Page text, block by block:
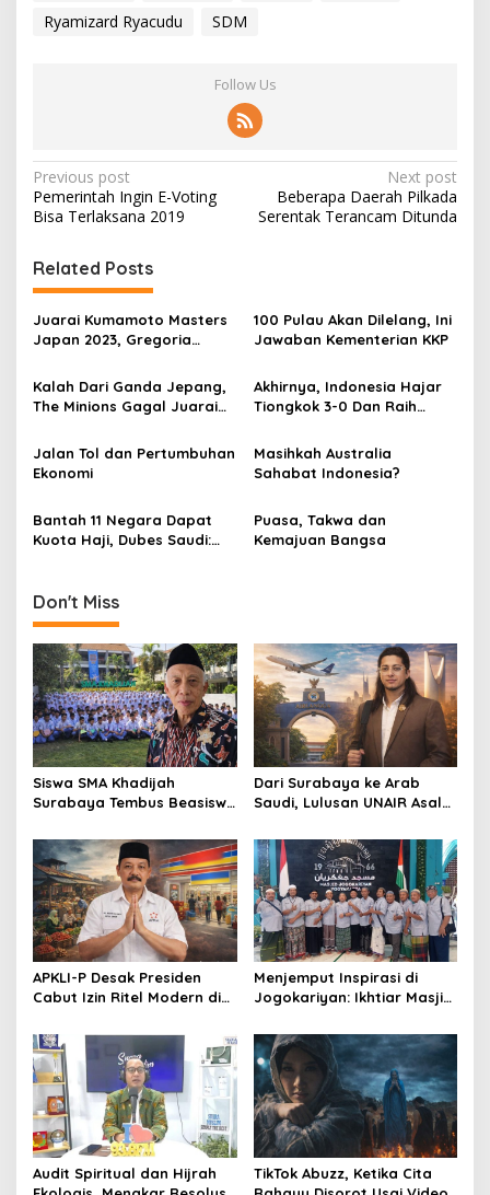
Ryamizard Ryacudu
SDM
Follow Us
P
o
t
n
a
i
a
t
i
o
Previous post
Pemerintah Ingin E-Voting
Bisa Terlaksana 2019
Next post
Beberapa Daerah Pilkada
Serentak Terancam Ditunda
Related Posts
Juarai Kumamoto Masters
Japan 2023, Gregoria
Sejarah
100 Pulau Akan Dilelang, Ini
Jawaban Kementerian KKP
Kalah Dari Ganda Jepang,
The Minions Gagal Juarai
Akhirnya, Indonesia Hajar
Tiongkok 3-0 Dan Raih
Jalan Tol dan Pertumbuhan
Ekonomi
Masihkah Australia
Sahabat Indonesia?
Bantah 11 Negara Dapat
Kuota Haji, Dubes Saudi:
Puasa, Takwa dan
Kemajuan Bangsa
Don't Miss
Siswa SMA Khadijah
Surabaya Tembus Beasiswa
Jalur Prestasi
Dari Surabaya ke Arab
Saudi, Lulusan UNAIR Asal
Kreatif Global
APKLI-P Desak Presiden
Cabut Izin Ritel Modern di
Rakyat
Menjemput Inspirasi di
Jogokariyan: Ikhtiar Masjid
Mewujudkan Manajemen
Berbasis Umat
Audit Spiritual dan Hijrah
TikTok Abuzz, Ketika Cita